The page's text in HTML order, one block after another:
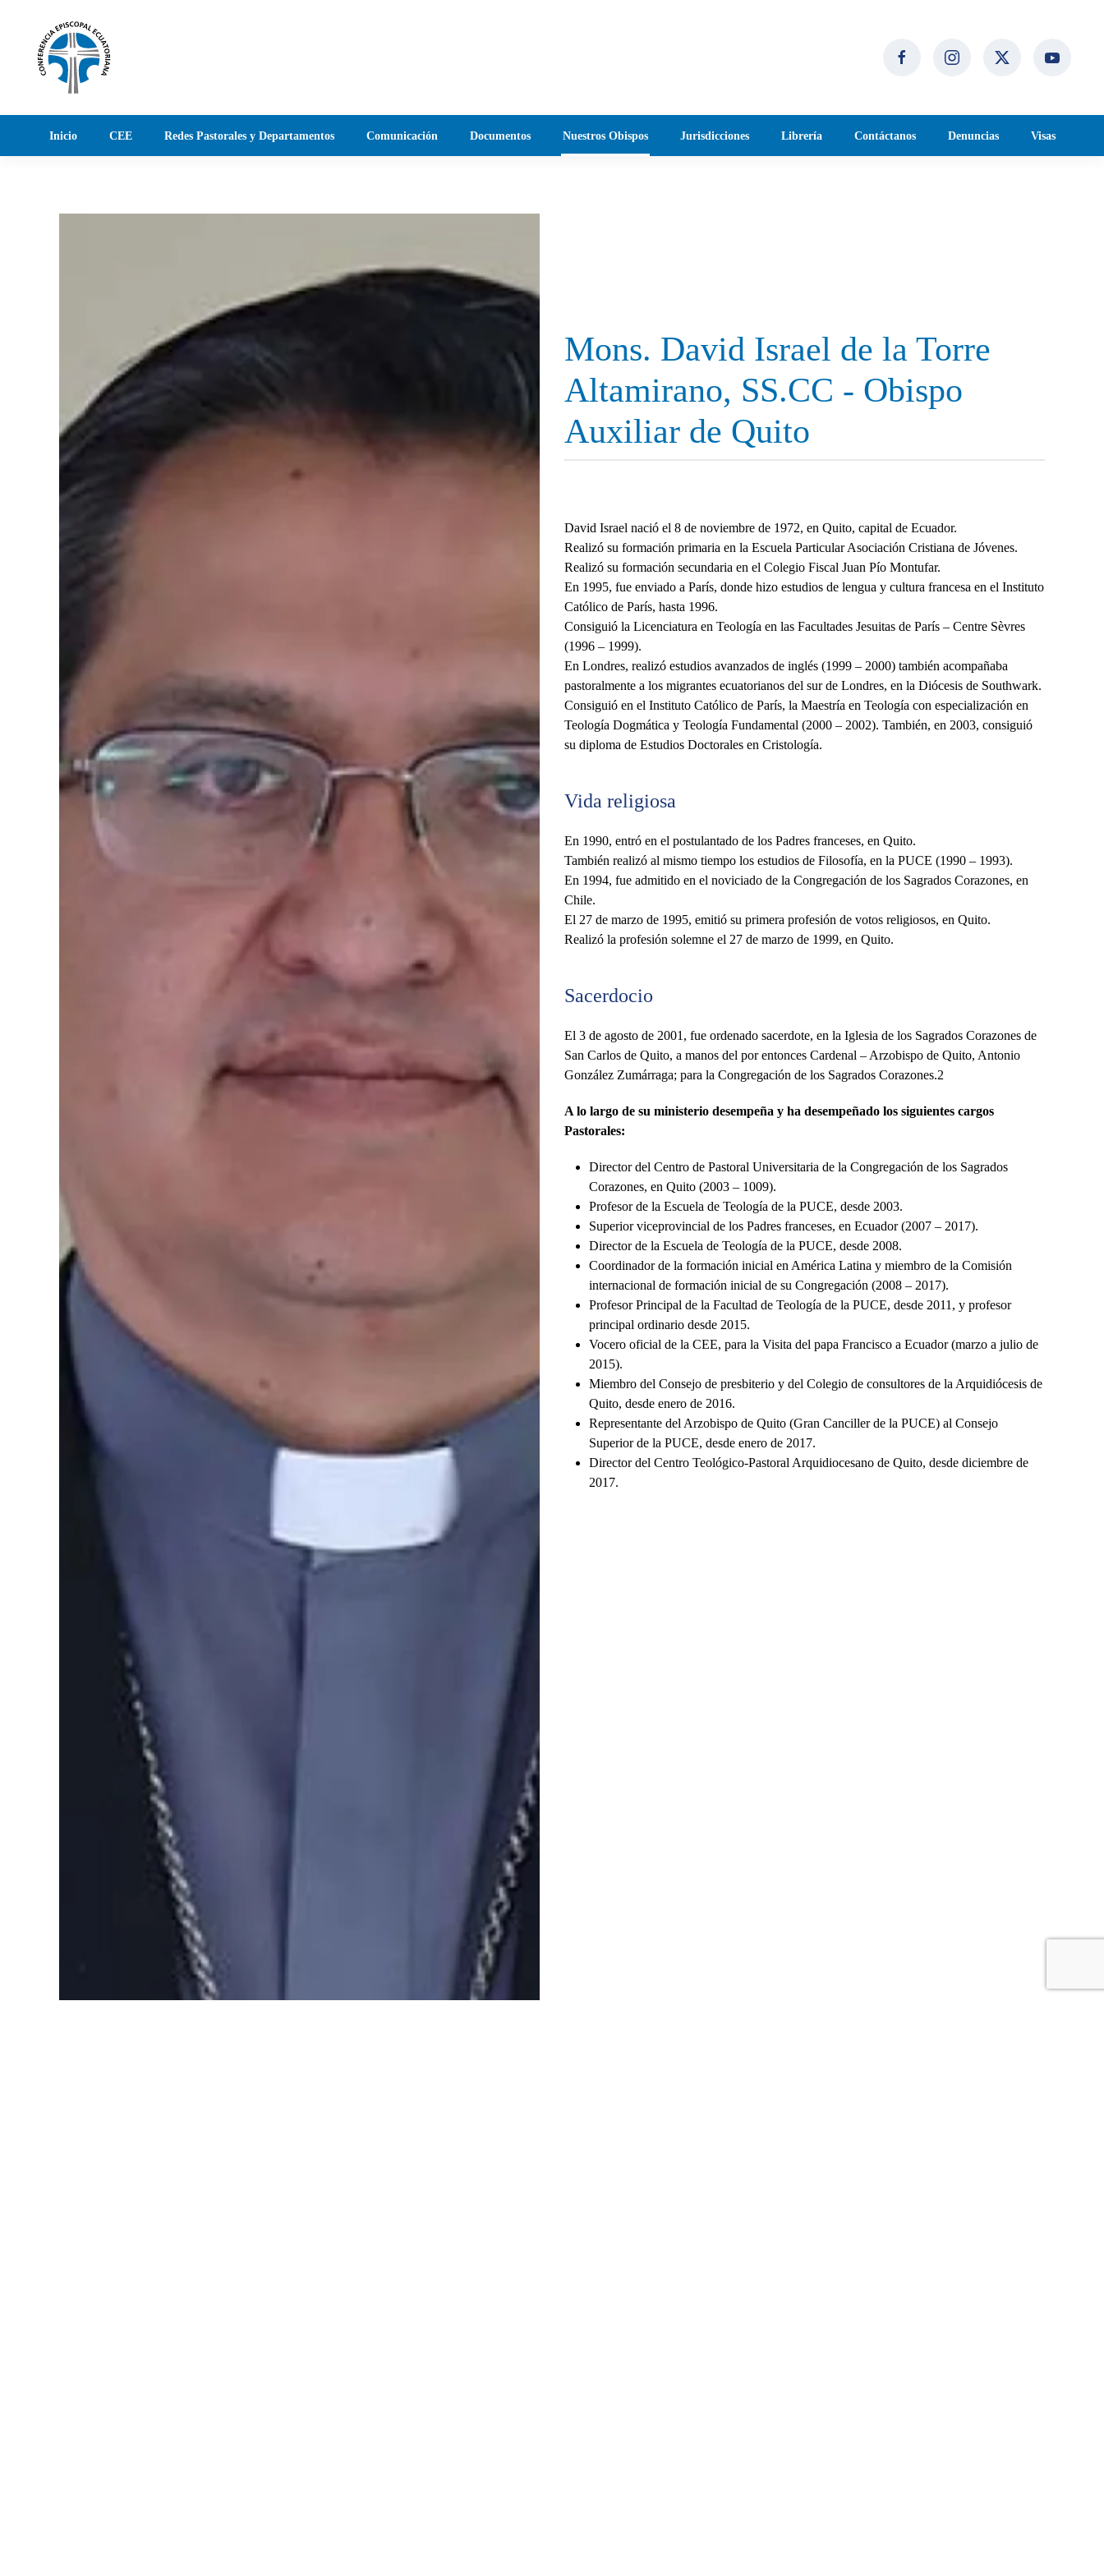
Skip to main content
Inicio CEE Redes Pastorales y Departamentos Comunicación Documentos Nuestros Obispos Jurisdicciones Librería Contáctanos Denuncias Visas
Mons. David Israel de la Torre
Altamirano, SS.CC - Obispo
Auxiliar de Quito
David Israel nació el 8 de noviembre de 1972, en Quito, capital de Ecuador.
Realizó su formación primaria en la Escuela Particular Asociación Cristiana de Jóvenes.
Realizó su formación secundaria en el Colegio Fiscal Juan Pío Montufar.
En 1995, fue enviado a París, donde hizo estudios de lengua y cultura francesa en el Instituto
Católico de París, hasta 1996.
Consiguió la Licenciatura en Teología en las Facultades Jesuitas de París – Centre Sèvres
(1996 – 1999).
En Londres, realizó estudios avanzados de inglés (1999 – 2000) también acompañaba
pastoralmente a los migrantes ecuatorianos del sur de Londres, en la Diócesis de Southwark.
Consiguió en el Instituto Católico de París, la Maestría en Teología con especialización en
Teología Dogmática y Teología Fundamental (2000 – 2002). También, en 2003, consiguió
su diploma de Estudios Doctorales en Cristología.
Vida religiosa
En 1990, entró en el postulantado de los Padres franceses, en Quito.
También realizó al mismo tiempo los estudios de Filosofía, en la PUCE (1990 – 1993).
En 1994, fue admitido en el noviciado de la Congregación de los Sagrados Corazones, en
Chile.
El 27 de marzo de 1995, emitió su primera profesión de votos religiosos, en Quito.
Realizó la profesión solemne el 27 de marzo de 1999, en Quito.
Sacerdocio
El 3 de agosto de 2001, fue ordenado sacerdote, en la Iglesia de los Sagrados Corazones de
San Carlos de Quito, a manos del por entonces Cardenal – Arzobispo de Quito, Antonio
González Zumárraga; para la Congregación de los Sagrados Corazones.2
A lo largo de su ministerio desempeña y ha desempeñado los siguientes cargos
Pastorales:
Director del Centro de Pastoral Universitaria de la Congregación de los Sagrados
Corazones, en Quito (2003 – 1009).
Profesor de la Escuela de Teología de la PUCE, desde 2003.
Superior viceprovincial de los Padres franceses, en Ecuador (2007 – 2017).
Director de la Escuela de Teología de la PUCE, desde 2008.
Coordinador de la formación inicial en América Latina y miembro de la Comisión
internacional de formación inicial de su Congregación (2008 – 2017).
Profesor Principal de la Facultad de Teología de la PUCE, desde 2011, y profesor
principal ordinario desde 2015.
Vocero oficial de la CEE, para la Visita del papa Francisco a Ecuador (marzo a julio de
2015).
Miembro del Consejo de presbiterio y del Colegio de consultores de la Arquidiócesis de
Quito, desde enero de 2016.
Representante del Arzobispo de Quito (Gran Canciller de la PUCE) al Consejo
Superior de la PUCE, desde enero de 2017.
Director del Centro Teológico-Pastoral Arquidiocesano de Quito, desde diciembre de
2017.